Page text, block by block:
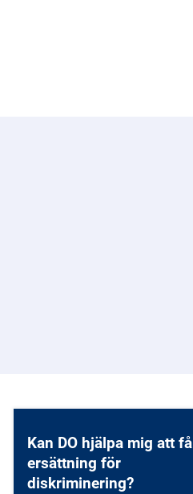
Kan DO hjälpa mig att få
ersättning för
diskriminering?